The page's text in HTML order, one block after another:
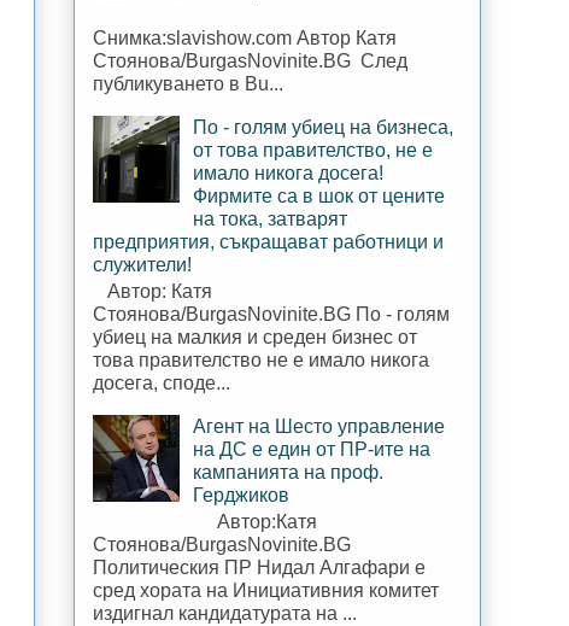
Снимка:slavishow.com Автор Катя
Стоянова/BurgasNovinite.BG След
публикуването в Bu...
По - голям убиец на бизнеса,
от това правителство, не е
имало никога досега!
Фирмите са в шок от цените
на тока, затварят
предприятия, съкращават работници и
служители!
Автор: Катя
Стоянова/BurgasNovinite.BG По - голям
убиец на малкия и среден бизнес от
това правителство не е имало никога
досега, споде...
Агент на Шесто управление
на ДС е един от ПР-ите на
кампанията на проф.
Герджиков
Автор:Катя
Стоянова/BurgasNovinite.BG
Политическия ПР Нидал Алгафари е
сред хората на Инициативния комитет
издигнал кандидатурата на ...